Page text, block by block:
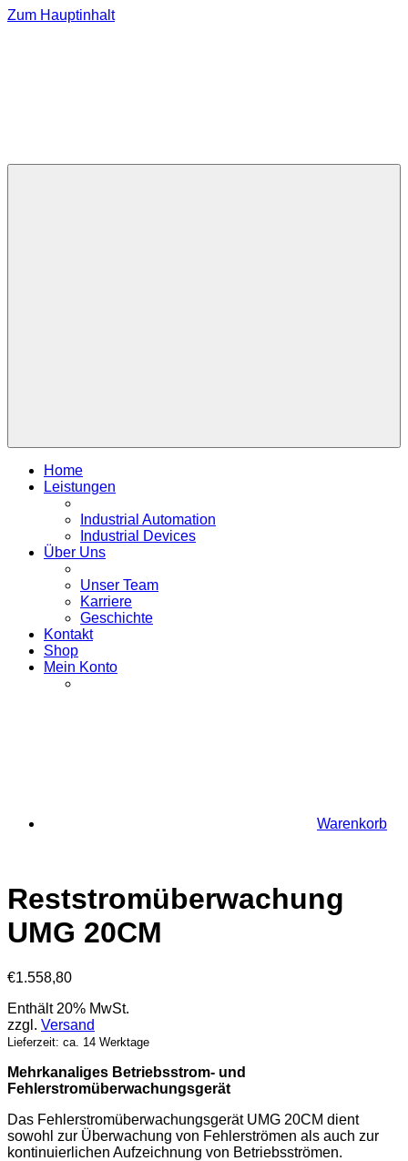
Zum Hauptinhalt
Home
Leistungen
Industrial Automation
Industrial Devices
Über Uns
Unser Team
Karriere
Geschichte
Kontakt
Shop
Mein Konto
Warenkorb
Reststromüberwachung
UMG 20CM
€1.558,80
Enthält 20% MwSt.
zzgl. Versand
Lieferzeit: ca. 14 Werktage
Mehrkanaliges Betriebsstrom- und
Fehlerstromüberwachungsgerät
Das Fehlerstromüberwachungsgerät UMG 20CM dient
sowohl zur Überwachung von Fehlerströmen als auch zur
kontinuierlichen Aufzeichnung von Betriebsströmen.